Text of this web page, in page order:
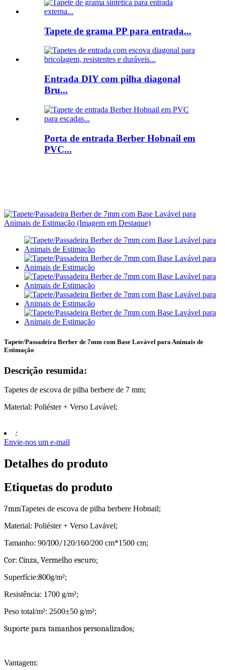
Tapete de grama PP para entrada...
Entrada DIY com pilha diagonal
Bru...
Porta de entrada Berber Hobnail em
PVC...
Tapete/Passadeira Berber de 7mm com Base Lavável para Animais de
Estimação
Descrição resumida:
Tapetes de escova de pilha berbere de 7 mm;
Material: Poliéster + Verso Lavável;
:
Envie-nos um e-mail
Detalhes do produto
Etiquetas do produto
7mmTapetes de escova de pilha berbere Hobnail;
Material: Poliéster + Verso Lavável;
Tamanho: 90/100/120/160/200 cm*1500 cm;
Cor: Cinza, Vermelho escuro;
Superfície:800g/m²;
Resistência: 1700 g/m²;
Peso total/m²: 2500±50 g/m²;
Suporte para tamanhos personalizados;
Vantagem: